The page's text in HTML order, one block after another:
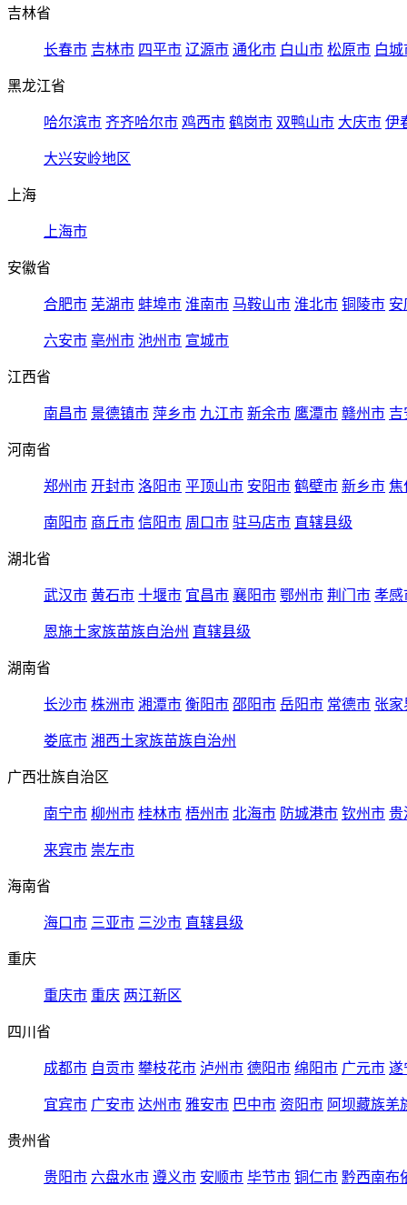
吉林省
长春市 吉林市 四平市 辽源市 通化市 白山市 松原市 白城
黑龙江省
哈尔滨市 齐齐哈尔市 鸡西市 鹤岗市 双鸭山市 大庆市 伊
大兴安岭地区
上海
上海市
安徽省
合肥市 芜湖市 蚌埠市 淮南市 马鞍山市 淮北市 铜陵市 安
六安市 亳州市 池州市 宣城市
江西省
南昌市 景德镇市 萍乡市 九江市 新余市 鹰潭市 赣州市 吉
河南省
郑州市 开封市 洛阳市 平顶山市 安阳市 鹤壁市 新乡市 焦
南阳市 商丘市 信阳市 周口市 驻马店市 直辖县级
湖北省
武汉市 黄石市 十堰市 宜昌市 襄阳市 鄂州市 荆门市 孝感
恩施土家族苗族自治州 直辖县级
湖南省
长沙市 株洲市 湘潭市 衡阳市 邵阳市 岳阳市 常德市 张家
娄底市 湘西土家族苗族自治州
广西壮族自治区
南宁市 柳州市 桂林市 梧州市 北海市 防城港市 钦州市 贵
来宾市 崇左市
海南省
海口市 三亚市 三沙市 直辖县级
重庆
重庆市 重庆 两江新区
四川省
成都市 自贡市 攀枝花市 泸州市 德阳市 绵阳市 广元市 遂
宜宾市 广安市 达州市 雅安市 巴中市 资阳市 阿坝藏族羌
贵州省
贵阳市 六盘水市 遵义市 安顺市 毕节市 铜仁市 黔西南布